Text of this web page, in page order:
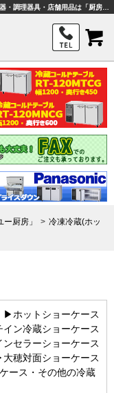
厨房」
冷凍冷蔵(ホッ
▶ホットショーケース
ン冷蔵ショーケース
セラーショーケース
穂対面ショーケース
ース・その他の冷蔵